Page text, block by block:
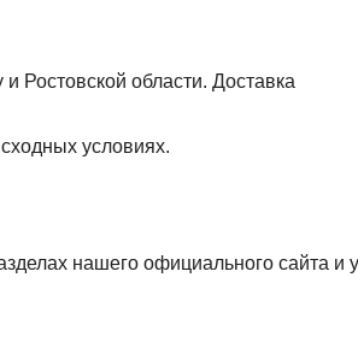
Ростовской области. Доставка
условиях.
нашего официального сайта и у